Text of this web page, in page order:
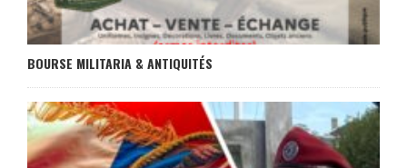
BOURSE MILITARIA & ANTIQUITÉS